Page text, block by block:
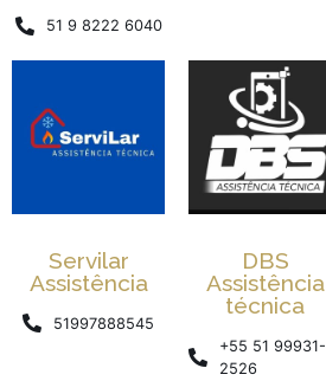
51 9 8222 6040
Servilar
Assistência
51997888545
DBS
Assistência
técnica
+55 51 99931-
2526